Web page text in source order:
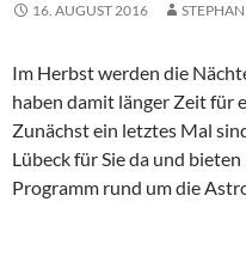
16. AUGUST 2016
Im Herbst werden die
haben damit länger Zeit für
Zunächst ein letztes Mal
Lübeck für Sie da und
Programm rund um die